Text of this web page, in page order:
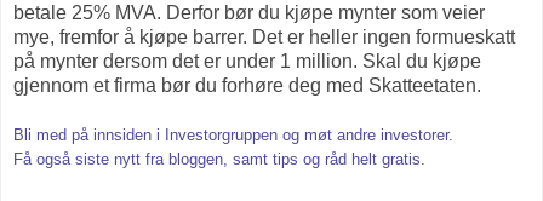
betale 25% MVA. Derfor bør du kjøpe mynter som veier
mye, fremfor å kjøpe barrer. Det er heller ingen formueskatt
på mynter dersom det er under 1 million. Skal du kjøpe
gjennom et firma bør du forhøre deg med Skatteetaten.
Bli med på innsiden i Investorgruppen og møt andre investorer.
Få også siste nytt fra bloggen, samt tips og råd helt gratis